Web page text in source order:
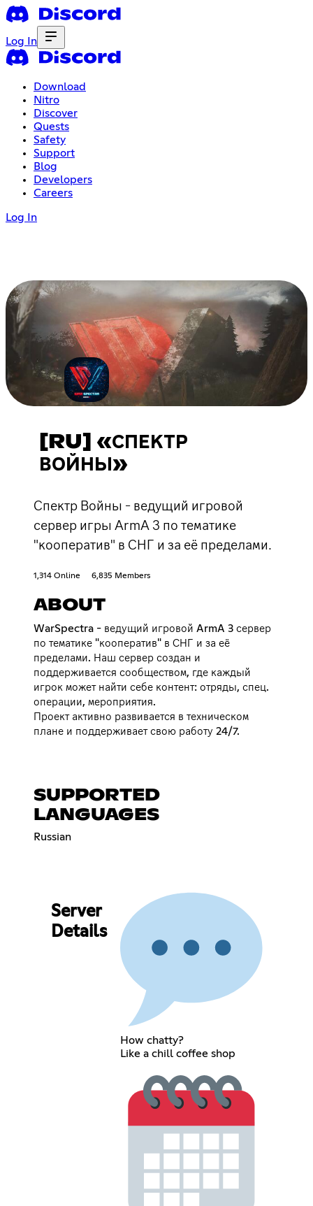
Log In
Download
Nitro
Discover
Quests
Safety
Support
Blog
Developers
Careers
Log In
[RU] «СПЕКТР
ВОЙНЫ»
Спектр Войны - ведущий игровой
сервер игры ArmA 3 по тематике
"кооператив" в СНГ и за её пределами.
1,314 Online 6,835 Members
ABOUT
WarSpectra - ведущий игровой ArmA 3 сервер
по тематике "кооператив" в СНГ и за её
пределами. Наш сервер создан и
поддерживается сообществом, где каждый
игрок может найти себе контент: отряды, спец.
операции, мероприятия.
Проект активно развивается в техническом
плане и поддерживает свою работу 24/7.
SUPPORTED
LANGUAGES
Russian
Server
Details
How chatty?
Like a chill coffee shop